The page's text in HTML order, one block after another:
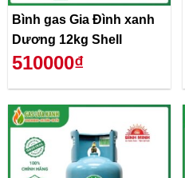
Bình gas Gia Đình xanh
Dương 12kg Shell
510000₫